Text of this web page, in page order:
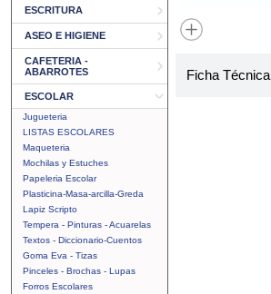
ESCRITURA
ASEO E HIGIENE
CAFETERIA -
ABARROTES
ESCOLAR
Jugueteria
LISTAS ESCOLARES
Maqueteria
Mochilas y Estuches
Papeleria Escolar
Plasticina-Masa-arcilla-Greda
Lapiz Scripto
Tempera - Pinturas - Acuarelas
Textos - Diccionario-Cuentos
Goma Eva - Tizas
Pinceles - Brochas - Lupas
Forros Escolares
Ficha Técnica